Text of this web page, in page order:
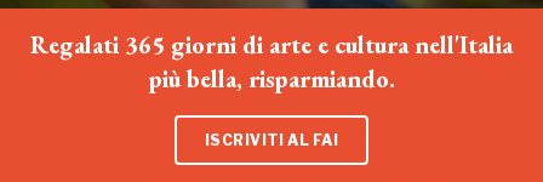
Regalati 365 giorni di arte e cultura nell'Italia
più bella, risparmiando.
ISCRIVITI AL FAI